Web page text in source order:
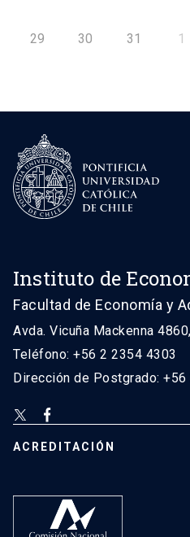
29 30 31 1
Instituto de
Facultad de Economía y
Avda. Vicuña Mackenna
Teléfono: +56 2 2354 4303
Dirección de Postgrado:
ACREDITACIÓN